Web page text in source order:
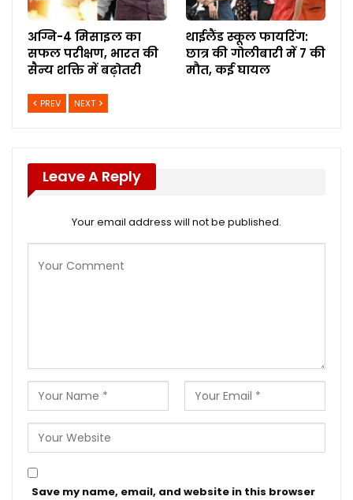
अग्नि-4 मिसाइल का
सफल परीक्षण, भारत की
सैन्य शक्ति में बढ़ोतरी
थाईलैंड स्कूल फायरिंग:
छात्र की गोलीबारी में 7 की
मौत, कई घायल
PREV NEXT
Leave A Reply
Your email address will not be published.
Save my name, email, and website in this browser